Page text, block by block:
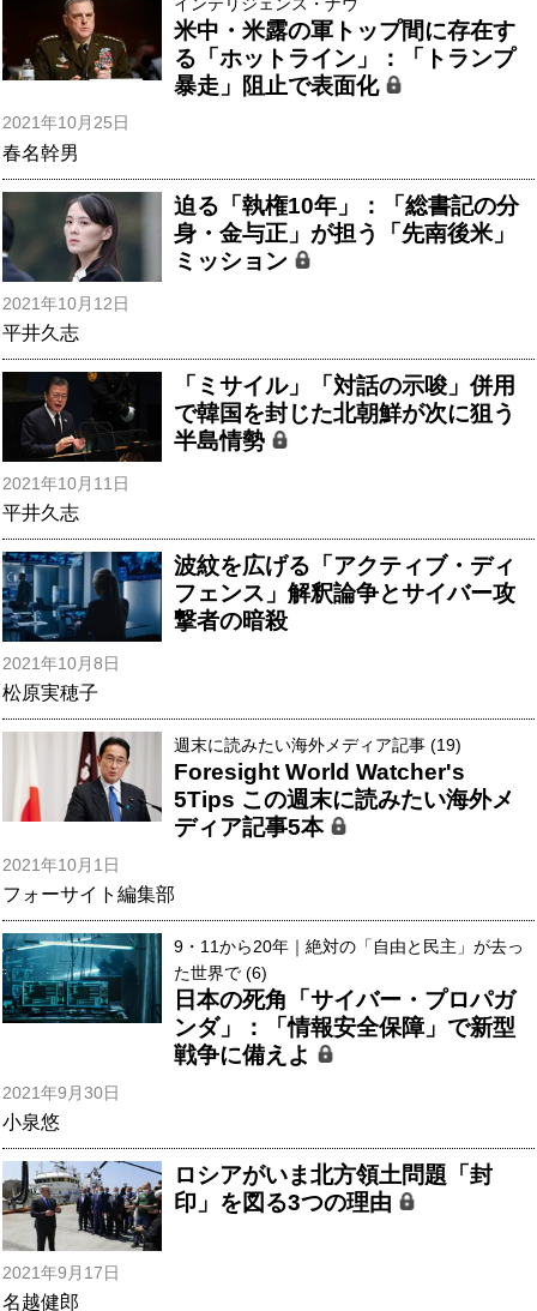
米中・米露の軍トップ間に存在す
る「ホットライン」：「トランプ
暴走」阻止で表面化
2021年10月25日
春名幹男
迫る「執権10年」：「総書記の分
身・金与正」が担う「先南後米」
ミッション
2021年10月12日
平井久志
「ミサイル」「対話の示唆」併用
で韓国を封じた北朝鮮が次に狙う
半島情勢
2021年10月11日
平井久志
波紋を広げる「アクティブ・ディ
フェンス」解釈論争とサイバー攻
撃者の暗殺
2021年10月8日
松原実穂子
週末に読みたい海外メディア記事 (19)
Foresight World Watcher's
5Tips この週末に読みたい海外メ
ディア記事5本
2021年10月1日
フォーサイト編集部
9・11から20年｜絶対の「自由と民主」が去っ
た世界で (6)
日本の死角「サイバー・プロパガ
ンダ」：「情報安全保障」で新型
戦争に備えよ
2021年9月30日
小泉悠
ロシアがいま北方領土問題「封
印」を図る3つの理由
2021年9月17日
名越健郎